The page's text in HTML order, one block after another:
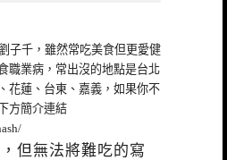
子千，雖然常吃美食但更愛健
職業病，常出沒的地點是台北
花蓮、台東、嘉義，如果你不
方簡介連結
但無法將難吃的寫